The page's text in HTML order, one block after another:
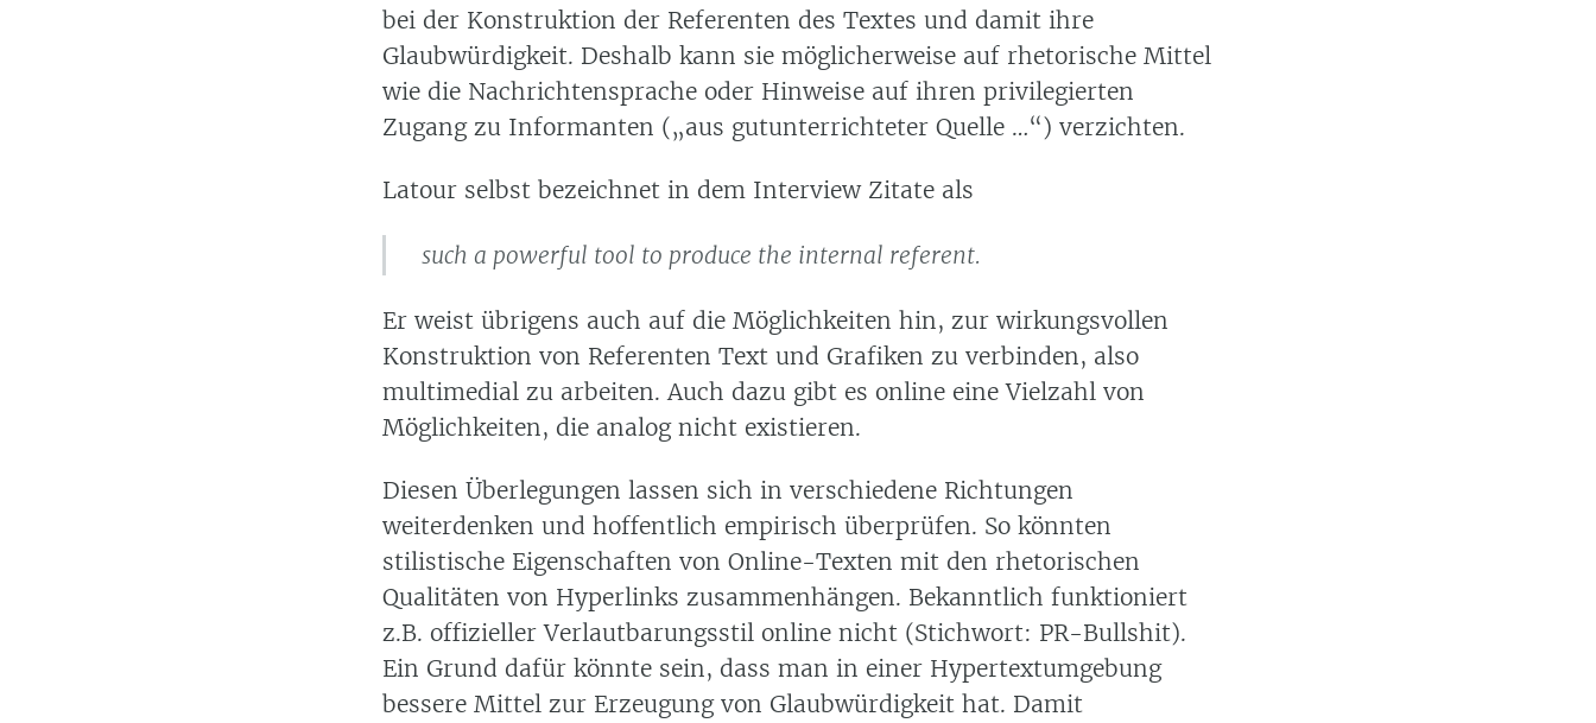
bei der Konstruktion der Referenten des Textes und damit ihre
Glaubwürdigkeit. Deshalb kann sie möglicherweise auf rhetorische Mittel
wie die Nachrichtensprache oder Hinweise auf ihren privilegierten
Zugang zu Informanten („aus gutunterrichteter Quelle …“) verzichten.
Latour selbst bezeichnet in dem Interview Zitate als
such a powerful tool to produce the internal referent.
Er weist übrigens auch auf die Möglichkeiten hin, zur wirkungsvollen
Konstruktion von Referenten Text und Grafiken zu verbinden, also
multimedial zu arbeiten. Auch dazu gibt es online eine Vielzahl von
Möglichkeiten, die analog nicht existieren.
Diesen Überlegungen lassen sich in verschiedene Richtungen
weiterdenken und hoffentlich empirisch überprüfen. So könnten
stilistische Eigenschaften von Online-Texten mit den rhetorischen
Qualitäten von Hyperlinks zusammenhängen. Bekanntlich funktioniert
z.B. offizieller Verlautbarungsstil online nicht (Stichwort: PR-Bullshit).
Ein Grund dafür könnte sein, dass man in einer Hypertextumgebung
bessere Mittel zur Erzeugung von Glaubwürdigkeit hat. Damit